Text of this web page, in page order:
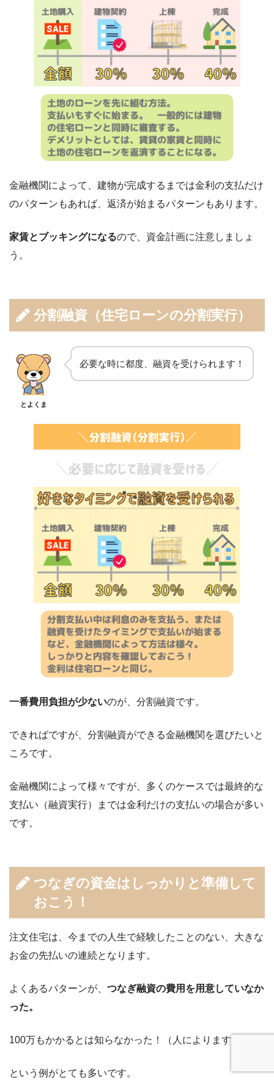
金融機関によって、建物が完成するまでは金利の支払だけ
のパターンもあれば、返済が始まるパターンもあります。
家賃とブッキングになるので、資金計画に注意しましょ
う。
分割融資（住宅ローンの分割実行）
とよくま
必要な時に都度、融資を受けられます！
一番費用負担が少ないのが、分割融資です。
できればですが、分割融資ができる金融機関を選びたいと
ころです。
金融機関によって様々ですが、多くのケースでは最終的な
支払い（融資実行）までは金利だけの支払いの場合が多い
です。
つなぎの資金はしっかりと準備して
おこう！
注文住宅は、今までの人生で経験したことのない、大きな
お金の先払いの連続となります。
よくあるパターンが、 つなぎ融資の費用を用意していなか
った。
100万もかかるとは知らなかった！（人によりますが）
という例がとても多いです。